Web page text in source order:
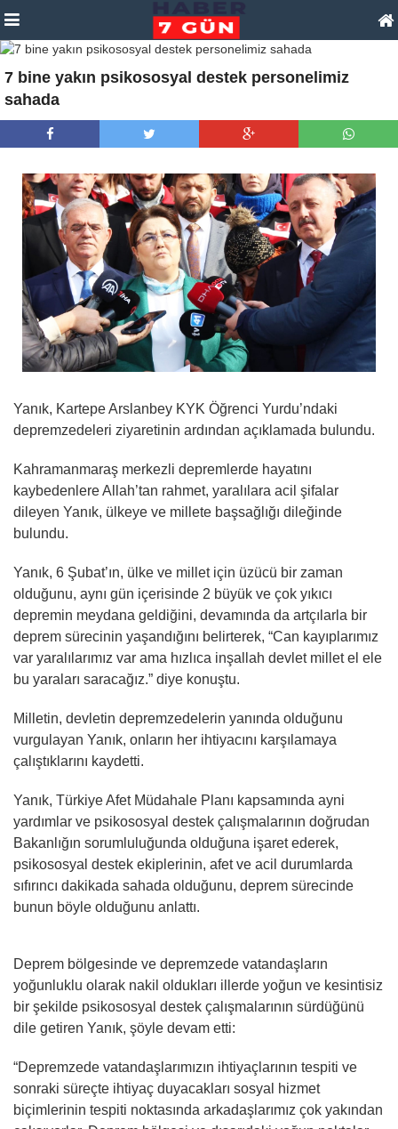
7 bine yakın psikososyal destek personelimiz
sahada
Yanık, Kartepe Arslanbey KYK Öğrenci Yurdu’ndaki
depremzedeleri ziyaretinin ardından açıklamada bulundu.
Kahramanmaraş merkezli depremlerde hayatını
kaybedenlere Allah’tan rahmet, yaralılara acil şifalar
dileyen Yanık, ülkeye ve millete başsağlığı dileğinde
bulundu.
Yanık, 6 Şubat’ın, ülke ve millet için üzücü bir zaman
olduğunu, aynı gün içerisinde 2 büyük ve çok yıkıcı
depremin meydana geldiğini, devamında da artçılarla bir
deprem sürecinin yaşandığını belirterek, “Can kayıplarımız
var yaralılarımız var ama hızlıca inşallah devlet millet el ele
bu yaraları saracağız.” diye konuştu.
Milletin, devletin depremzedelerin yanında olduğunu
vurgulayan Yanık, onların her ihtiyacını karşılamaya
çalıştıklarını kaydetti.
Yanık, Türkiye Afet Müdahale Planı kapsamında ayni
yardımlar ve psikososyal destek çalışmalarının doğrudan
Bakanlığın sorumluluğunda olduğuna işaret ederek,
psikososyal destek ekiplerinin, afet ve acil durumlarda
sıfırıncı dakikada sahada olduğunu, deprem sürecinde
bunun böyle olduğunu anlattı.
Deprem bölgesinde ve depremzede vatandaşların
yoğunluklu olarak nakil oldukları illerde yoğun ve kesintisiz
bir şekilde psikososyal destek çalışmalarının sürdüğünü
dile getiren Yanık, şöyle devam etti:
“Depremzede vatandaşlarımızın ihtiyaçlarının tespiti ve
sonraki süreçte ihtiyaç duyacakları sosyal hizmet
biçimlerinin tespiti noktasında arkadaşlarımız çok yakından